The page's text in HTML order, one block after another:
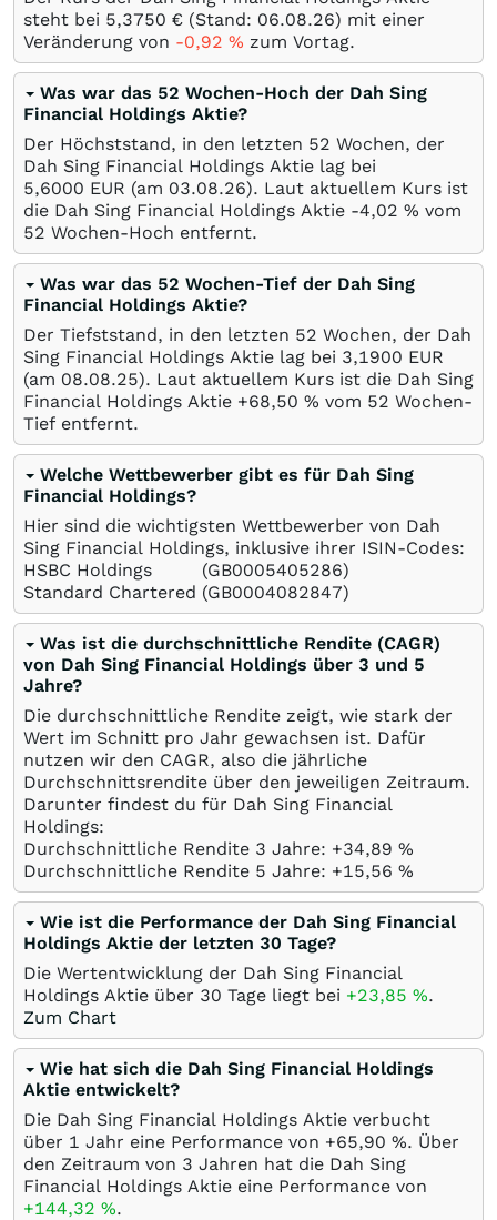
steht bei 5,3750 € (Stand: 06.08.26) mit einer
Veränderung von -0,92 % zum Vortag.
Was war das 52 Wochen-Hoch der Dah Sing
Financial Holdings Aktie?
Der Höchststand, in den letzten 52 Wochen, der
Dah Sing Financial Holdings Aktie lag bei
5,6000 EUR (am 03.08.26). Laut aktuellem Kurs ist
die Dah Sing Financial Holdings Aktie -4,02 % vom
52 Wochen-Hoch entfernt.
Was war das 52 Wochen-Tief der Dah Sing
Financial Holdings Aktie?
Der Tiefststand, in den letzten 52 Wochen, der Dah
Sing Financial Holdings Aktie lag bei 3,1900 EUR
(am 08.08.25). Laut aktuellem Kurs ist die Dah Sing
Financial Holdings Aktie +68,50 % vom 52 Wochen-
Tief entfernt.
Welche Wettbewerber gibt es für Dah Sing
Financial Holdings?
Hier sind die wichtigsten Wettbewerber von Dah
Sing Financial Holdings, inklusive ihrer ISIN-Codes:
HSBC Holdings
(GB0005405286)
Standard Chartered (GB0004082847)
Was ist die durchschnittliche Rendite (CAGR)
von Dah Sing Financial Holdings über 3 und 5
Jahre?
Die durchschnittliche Rendite zeigt, wie stark der
Wert im Schnitt pro Jahr gewachsen ist. Dafür
nutzen wir den CAGR, also die jährliche
Durchschnittsrendite über den jeweiligen Zeitraum.
Darunter findest du für Dah Sing Financial
Holdings:
Durchschnittliche Rendite 3 Jahre: +34,89 %
Durchschnittliche Rendite 5 Jahre: +15,56 %
Wie ist die Performance der Dah Sing Financial
Holdings Aktie der letzten 30 Tage?
Die Wertentwicklung der Dah Sing Financial
Holdings Aktie über 30 Tage liegt bei +23,85 %.
Zum Chart
Wie hat sich die Dah Sing Financial Holdings
Aktie entwickelt?
Die Dah Sing Financial Holdings Aktie verbucht
über 1 Jahr eine Performance von +65,90 %. Über
den Zeitraum von 3 Jahren hat die Dah Sing
Financial Holdings Aktie eine Performance von
+144,32 %.